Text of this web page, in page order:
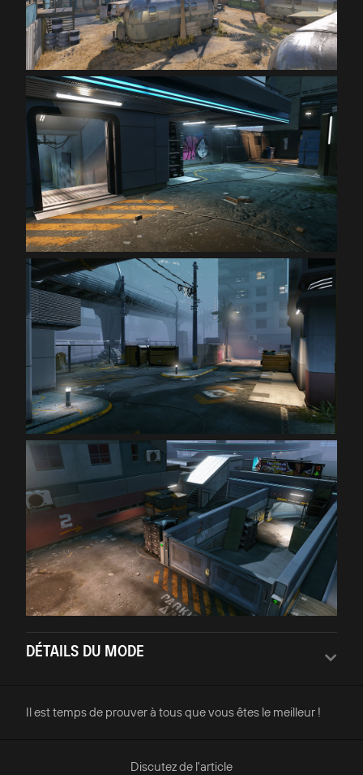
DÉTAILS DU MODE
Il est temps de prouver à tous que vous êtes le meilleur !
Discutez de l'article